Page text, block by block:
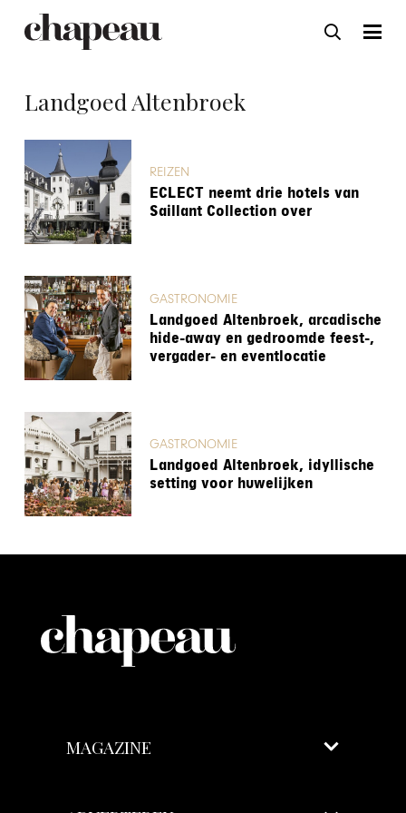
Landgoed Altenbroek
REIZEN
ECLECT neemt drie hotels van
Saillant Collection over
GASTRONOMIE
Landgoed Altenbroek, arcadische
hide-away en gedroomde feest-,
vergader- en eventlocatie
GASTRONOMIE
Landgoed Altenbroek, idyllische
setting voor huwelijken
MAGAZINE